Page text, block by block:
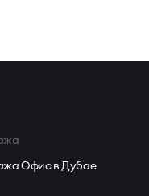
Офис в Дубае